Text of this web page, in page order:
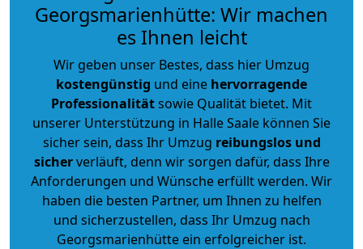
Georgsmarienhütte: Wir machen
es Ihnen leicht
Wir geben unser Bestes, dass hier Umzug
kostengünstig und eine hervorragende
Professionalitätsowie Qualität bietet. Mit
unserer Unterstützung in Halle Saale können Sie
sicher sein, dass Ihr Umzug reibungslos und
sicherverläuft, denn wir sorgen dafür, dass Ihre
Anforderungen und Wünsche erfüllt werden. Wir
haben die besten Partner, um Ihnen zu helfen
und sicherzustellen, dass Ihr Umzug nach
Georgsmarienhütte ein erfolgreicher ist.